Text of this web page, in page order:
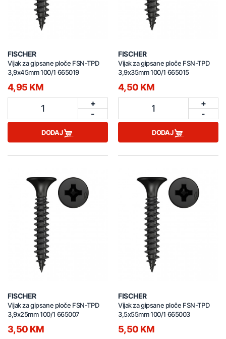
FISCHER
Vijak za gipsane ploče FSN-TPD
3,9x45mm 100/1 665019
4,95 KM
1
+
-
DODAJ
FISCHER
Vijak za gipsane ploče FSN-TPD
3,9x35mm 100/1 665015
4,50 KM
1
+
-
DODAJ
FISCHER
Vijak za gipsane ploče FSN-TPD
3,9x25mm 100/1 665007
3,50 KM
FISCHER
Vijak za gipsane ploče FSN-TPD
3,5x55mm 100/1 665003
5,50 KM